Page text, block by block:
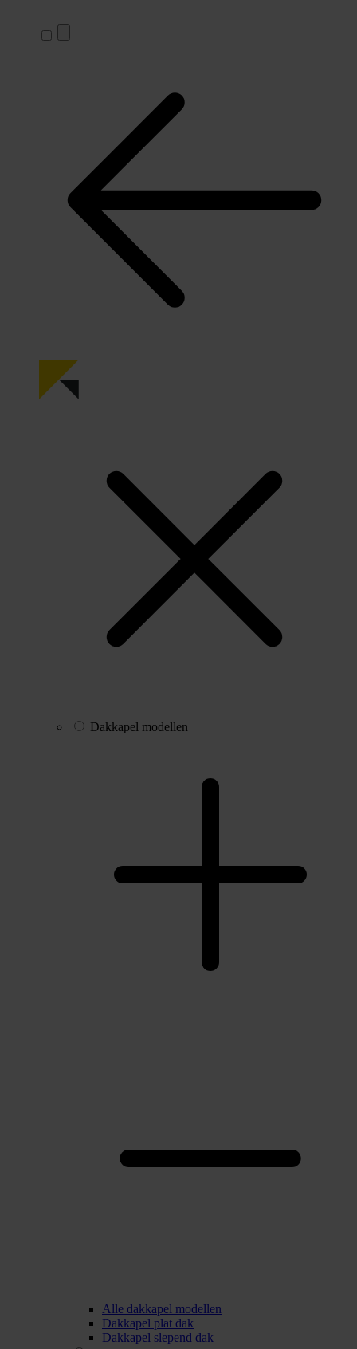
Dakkapel modellen
Alle dakkapel modellen
Dakkapel plat dak
Dakkapel slepend dak